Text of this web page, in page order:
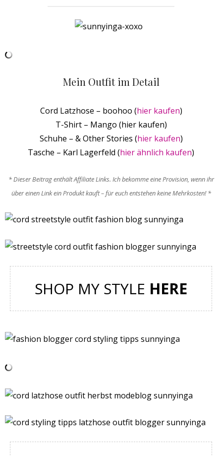
Mein Outfit im Detail
Cord Latzhose – boohoo (hier kaufen)
T-Shirt – Mango (hier kaufen)
Schuhe – & Other Stories (hier kaufen)
Tasche – Karl Lagerfeld (hier ähnlich kaufen)
* Dieser Beitrag enthält Affiliate Links. Ich bekomme eine Provision, wenn ihr
über einen Link ein Produkt kauft – für euch entstehen keine Mehrkosten! *
SHOP MY STYLE HERE